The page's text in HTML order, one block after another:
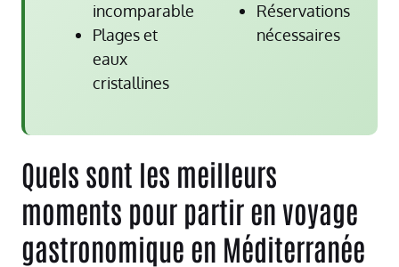
incomparable
Plages et
eaux
cristallines
Réservations
nécessaires
Quels sont les meilleurs
moments pour partir en voyage
gastronomique en Méditerranée